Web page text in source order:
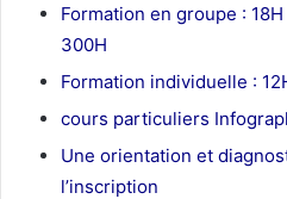
Formation en groupe :
300H
Formation individuelle :
cours particuliers
Une orientation et
l’inscription